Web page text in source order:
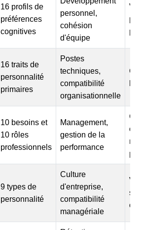
16 profils de
préférences
cognitives
personnel,
cohésion
d'équipe
16 traits de
personnalité
primaires
Postes
techniques,
compatibilité
organisationnelle
10 besoins et
10 rôles
professionnels
Management,
gestion de la
performance
9 types de
personnalité
Culture
d'entreprise,
compatibilité
managériale